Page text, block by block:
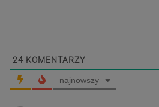
24 KOMENTARZY
najnowszy